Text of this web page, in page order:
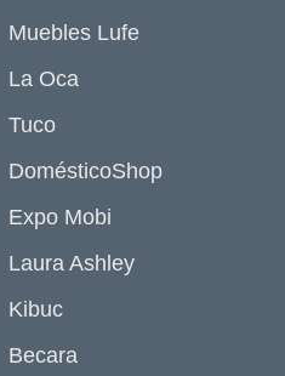
Muebles Lufe
La Oca
Tuco
DomésticoShop
Expo Mobi
Laura Ashley
Kibuc
Becara